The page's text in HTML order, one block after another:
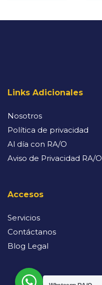
Links Adicionales
Nosotros
Política de privacidad
Al día con RA/O
Aviso de Privacidad RA/O
Accesos
Servicios
Contáctanos
Blog Legal